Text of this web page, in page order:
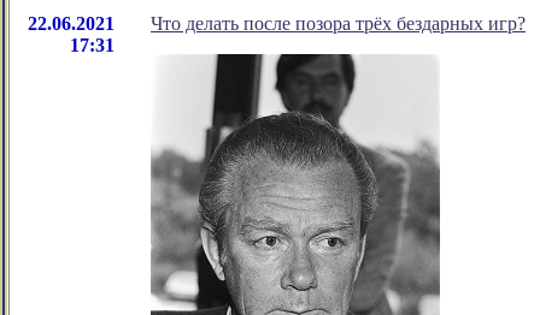
22.06.2021
17:31
Что делать после позора трёх бездарных игр?